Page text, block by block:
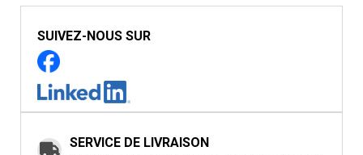
SUIVEZ-NOUS SUR
SERVICE DE LIVRAISON